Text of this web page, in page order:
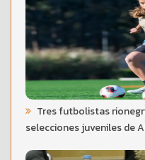
Tres futbolistas
selecciones juveniles de